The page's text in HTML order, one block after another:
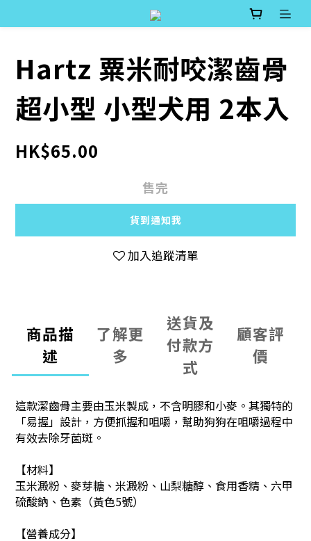
Hartz 粟米耐咬潔齒骨
超小型 小型犬用 2本入
HK$65.00
售完
貨到通知我
加入追蹤清單
商品描
述
了解更
多
送貨及
付款方
式
顧客評
價
這款潔齒骨主要由玉米製成，不含明膠和小麥。其獨特的
「易握」設計，方便抓握和咀嚼，幫助狗狗在咀嚼過程中
有效去除牙菌斑。
【材料】
玉米澱粉、麥芽糖、米澱粉、山梨糖醇、食用香精、六甲
硫酸鈉、色素（黃色5號）
【營養成分】